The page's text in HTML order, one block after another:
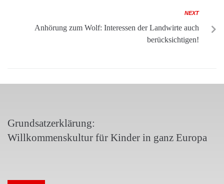
NEXT
Anhörung zum Wolf: Interessen der Landwirte auch
berücksichtigen!
Grundsatzerklärung:
Willkommenskultur für Kinder in ganz Europa